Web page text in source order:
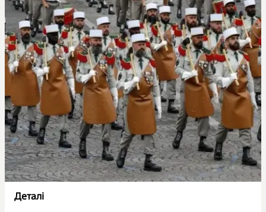
Деталі